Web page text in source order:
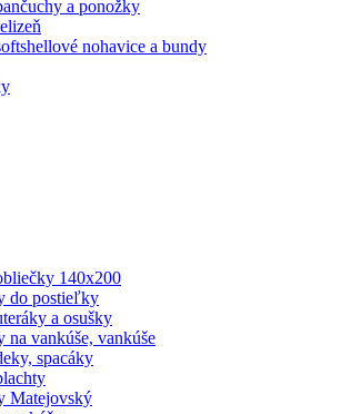
a ponožky
nohavice a bundy
140x200
do postieľky
a osušky
na vankúše, vankúše
spacáky
Matejovský